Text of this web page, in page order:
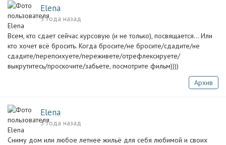
Elena
3 года назад
Всем, кто сдает сейчас курсовую (и не только), посвящается… Или
кто хочет всё бросить. Когда бросите/не бросите/сдадите/не
сдадите/перепсихуете/переживете/отрефлексируете/
выкрутитесь/проскочите/забьете, посмотрите фильм))))
Архив
Elena
3 года назад
Сниму дом или любое летнее жильё для себя любимой и своих